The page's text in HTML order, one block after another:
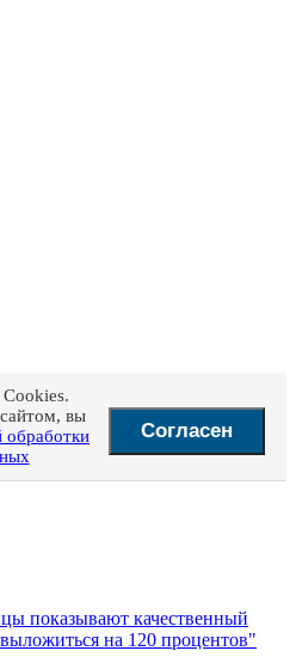
вы
обработки
Согласен
показывают качественный
выложиться на 120 процентов"